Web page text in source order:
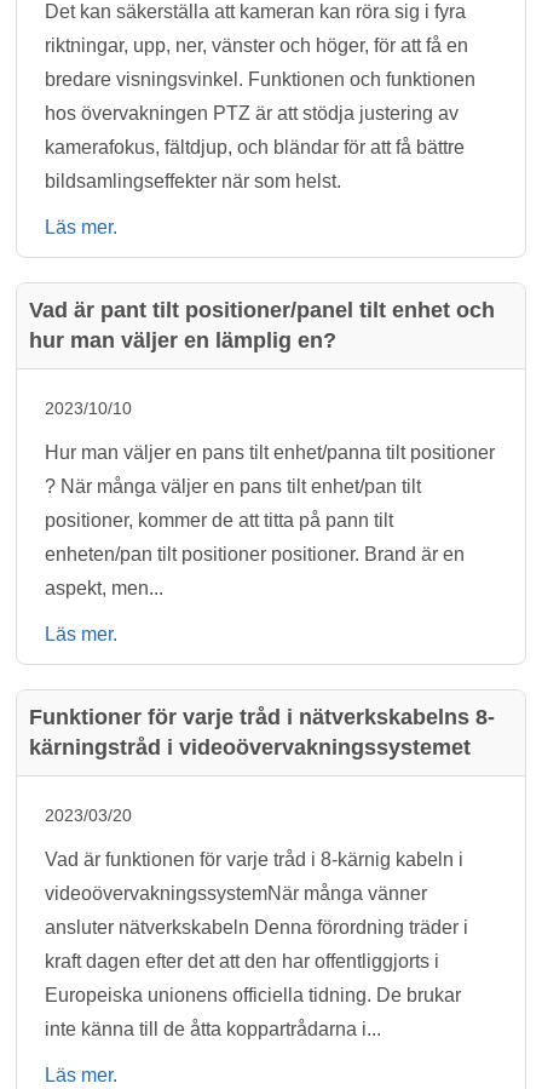
Det kan säkerställa att kameran kan röra sig i fyra
riktningar, upp, ner, vänster och höger, för att få en
bredare visningsvinkel. Funktionen och funktionen
hos övervakningen PTZ är att stödja justering av
kamerafokus, fältdjup, och bländar för att få bättre
bildsamlingseffekter när som helst.
Läs mer.
Vad är pant tilt positioner/panel tilt enhet och
hur man väljer en lämplig en?
2023/10/10
Hur man väljer en pans tilt enhet/panna tilt positioner
? När många väljer en pans tilt enhet/pan tilt
positioner, kommer de att titta på pann tilt
enheten/pan tilt positioner positioner. Brand är en
aspekt, men...
Läs mer.
Funktioner för varje tråd i nätverkskabelns 8-
kärningstråd i videoövervakningssystemet
2023/03/20
Vad är funktionen för varje tråd i 8-kärnig kabeln i
videoövervakningssystemNär många vänner
ansluter nätverkskabeln Denna förordning träder i
kraft dagen efter det att den har offentliggjorts i
Europeiska unionens officiella tidning. De brukar
inte känna till de åtta koppartrådarna i...
Läs mer.